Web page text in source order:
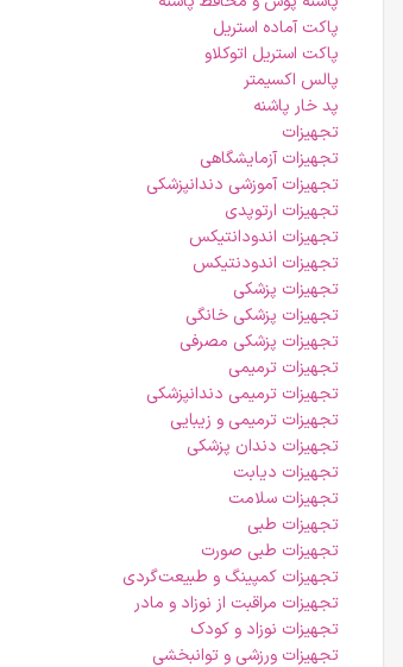
پاکت آماده استریل
پاکت استریل اتوکلاو
پالس اکسیمتر
پد خار پاشنه
تجهیزات
تجهیزات آزمایشگاهی
تجهیزات آموزشی دندانپزشکی
تجهیزات ارتوپدی
تجهیزات اندودانتیکس
تجهیزات اندودنتیکس
تجهیزات پزشکی
تجهیزات پزشکی خانگی
تجهیزات پزشکی مصرفی
تجهیزات ترمیمی
تجهیزات ترمیمی دندانپزشکی
تجهیزات ترمیمی و زیبایی
تجهیزات دندان پزشکی
تجهیزات دیابت
تجهیزات سلامت
تجهیزات طبی
تجهیزات طبی صورت
تجهیزات کمپینگ و طبیعت‌گردی
تجهیزات مراقبت از نوزاد و مادر
تجهیزات نوزاد و کودک
تجهیزات ورزشی و توانبخشی